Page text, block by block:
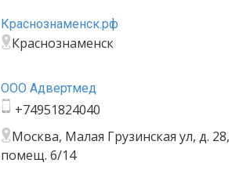
Краснознаменск.рф
Краснознаменск
ООО Адвертмед
+74951824040
Москва, Малая Грузинская ул, д. 28,
помещ. 6/14